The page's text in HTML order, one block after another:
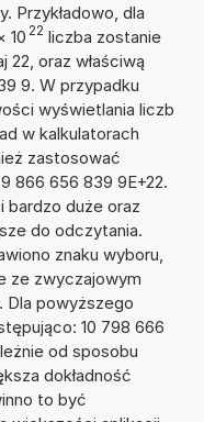
Przykładowo, dla
10 22 liczba zostanie
22, oraz właściwą
9. W przypadku
wyświetlania liczb
w kalkulatorach
zastosować
866 656 839 9E+22.
bardzo duże oraz
do odczytania.
znaku wyboru,
ze zwyczajowym
Dla powyższego
10 798 666
od sposobu
dokładność
to być